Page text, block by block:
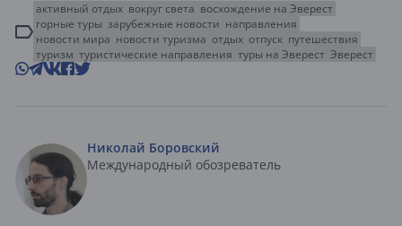
активный отдых вокруг света восхождение на Эверест
горные туры зарубежные новости направления
новости мира новости туризма отдых отпуск путешествия
туризм туристические направления туры на Эверест Эверест
Николай Боровский
Международный обозреватель